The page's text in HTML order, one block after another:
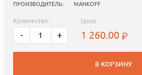
ПРОИЗВОДИТЕЛЬ: MANKOFF
Количество:
- +
Цена:
1 260.00
В КОРЗИНУ